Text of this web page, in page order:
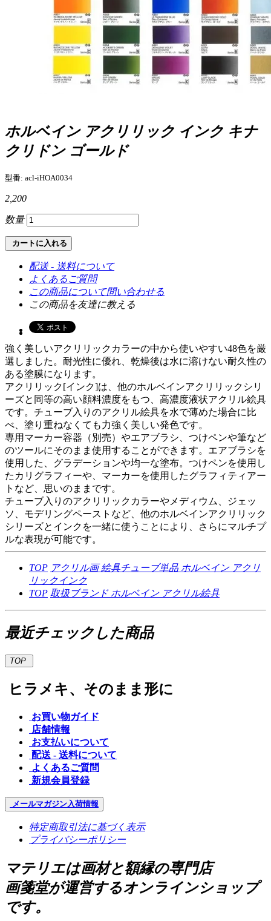
ホルベイン アクリリック インク キナ
クリドン ゴールド
型番: acl-iHOA0034
2,200
数量
カートに入れる
配送 - 送料について
よくあるご質問
この商品について問い合わせる
この商品を友達に教える
強く美しいアクリリックカラーの中から使いやすい48色を厳
選しました。耐光性に優れ、乾燥後は水に溶けない耐久性の
ある塗膜になります。
アクリリック[インク]は、他のホルベインアクリリックシリ
ーズと同等の高い顔料濃度をもつ、高濃度液状アクリル絵具
です。チューブ入りのアクリル絵具を水で薄めた場合に比
べ、塗り重ねなくても力強く美しい発色です。
専用マーカー容器（別売）やエアブラシ、つけペンや筆など
のツールにそのまま使用することができます。エアブラシを
使用した、グラデーションや均一な塗布。つけペンを使用し
たカリグラフィーや、マーカーを使用したグラフィティアー
トなど、思いのままです。
チューブ入りのアクリリックカラーやメディウム、ジェッ
ソ、モデリングペーストなど、他のホルベインアクリリック
シリーズとインクを一緒に使うことにより、さらにマルチプ
ルな表現が可能です。
TOP アクリル画絵具チューブ単品 ホルベイン アクリ
リックインク
TOP 取扱ブランド ホルベイン アクリル絵具
最近チェックした商品
TOP
ヒラメキ、そのまま形に
お買い物ガイド
店舗情報
お支払いについて
配送 - 送料について
よくあるご質問
新規会員登録
メールマガジン入荷情報
特定商取引法に基づく表示
プライバシーポリシー
マテリエは画材と額縁の専門店
画箋堂が運営するオンラインショップ
です。